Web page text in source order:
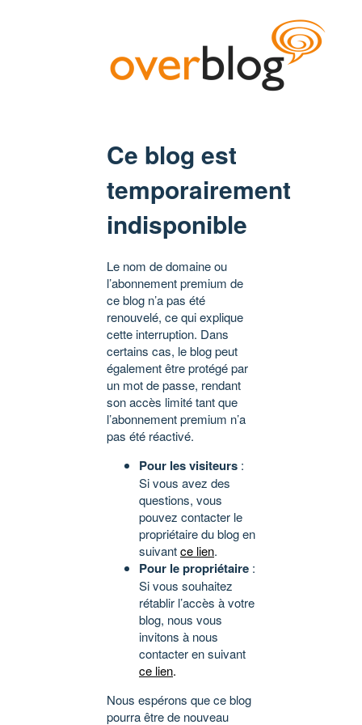
Ce blog est
temporairement
indisponible
Le nom de domaine ou
l’abonnement premium de
ce blog n’a pas été
renouvelé, ce qui explique
cette interruption. Dans
certains cas, le blog peut
également être protégé par
un mot de passe, rendant
son accès limité tant que
l’abonnement premium n’a
pas été réactivé.
Pour les visiteurs :
Si vous avez des
questions, vous
pouvez contacter le
propriétaire du blog en
suivantce lien.
Pour le propriétaire :
Si vous souhaitez
rétablir l’accès à votre
blog, nous vous
invitons à nous
contacter en suivant
ce lien.
Nous espérons que ce blog
pourra être de nouveau